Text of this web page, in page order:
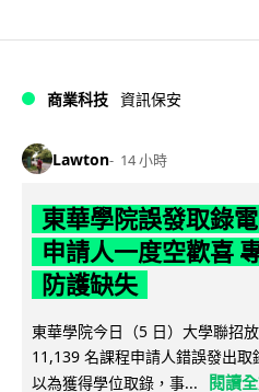
商業科技 資訊保安
Lawton 14 小時
東華學院誤發取錄
申請人一度空歡喜
防護缺失
東華學院今日（5 日）大學聯招
11,139 名課程申請人錯誤發出
以為獲得學位取錄，事...
閱讀